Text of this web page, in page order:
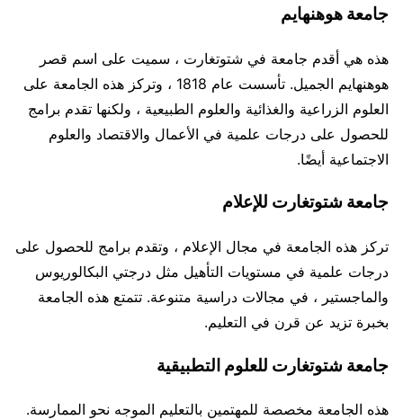
جامعة هوهنهايم
هذه هي أقدم جامعة في شتوتغارت ، سميت على اسم قصر
هوهنهايم الجميل. تأسست عام 1818 ، وتركز هذه الجامعة على
العلوم الزراعية والغذائية والعلوم الطبيعية ، ولكنها تقدم برامج
للحصول على درجات علمية في الأعمال والاقتصاد والعلوم
الاجتماعية أيضًا.
جامعة شتوتغارت للإعلام
تركز هذه الجامعة في مجال الإعلام ، وتقدم برامج للحصول على
درجات علمية في مستويات التأهيل مثل درجتي البكالوريوس
والماجستير ، في مجالات دراسية متنوعة. تتمتع هذه الجامعة
بخبرة تزيد عن قرن في التعليم.
جامعة شتوتغارت للعلوم التطبيقية
هذه الجامعة مخصصة للمهتمين بالتعليم الموجه نحو الممارسة.